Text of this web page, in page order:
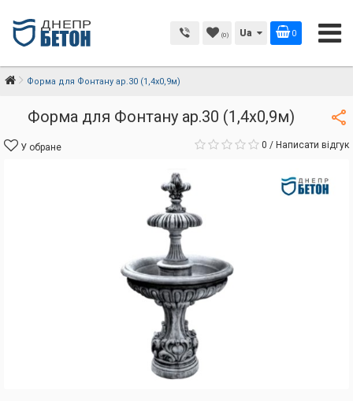
(0) Ua 0
Форма для Фонтану ар.30 (1,4х0,9м)
Форма для Фонтану ар.30 (1,4х0,9м)
У обране 0 / Написати відгук